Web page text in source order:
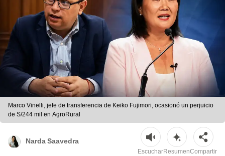
Marco Vinelli, jefe de transferencia de Keiko Fujimori, ocasionó un perjuicio
de S/244 mil en AgroRural
Narda Saavedra
EscucharResumenCompartir